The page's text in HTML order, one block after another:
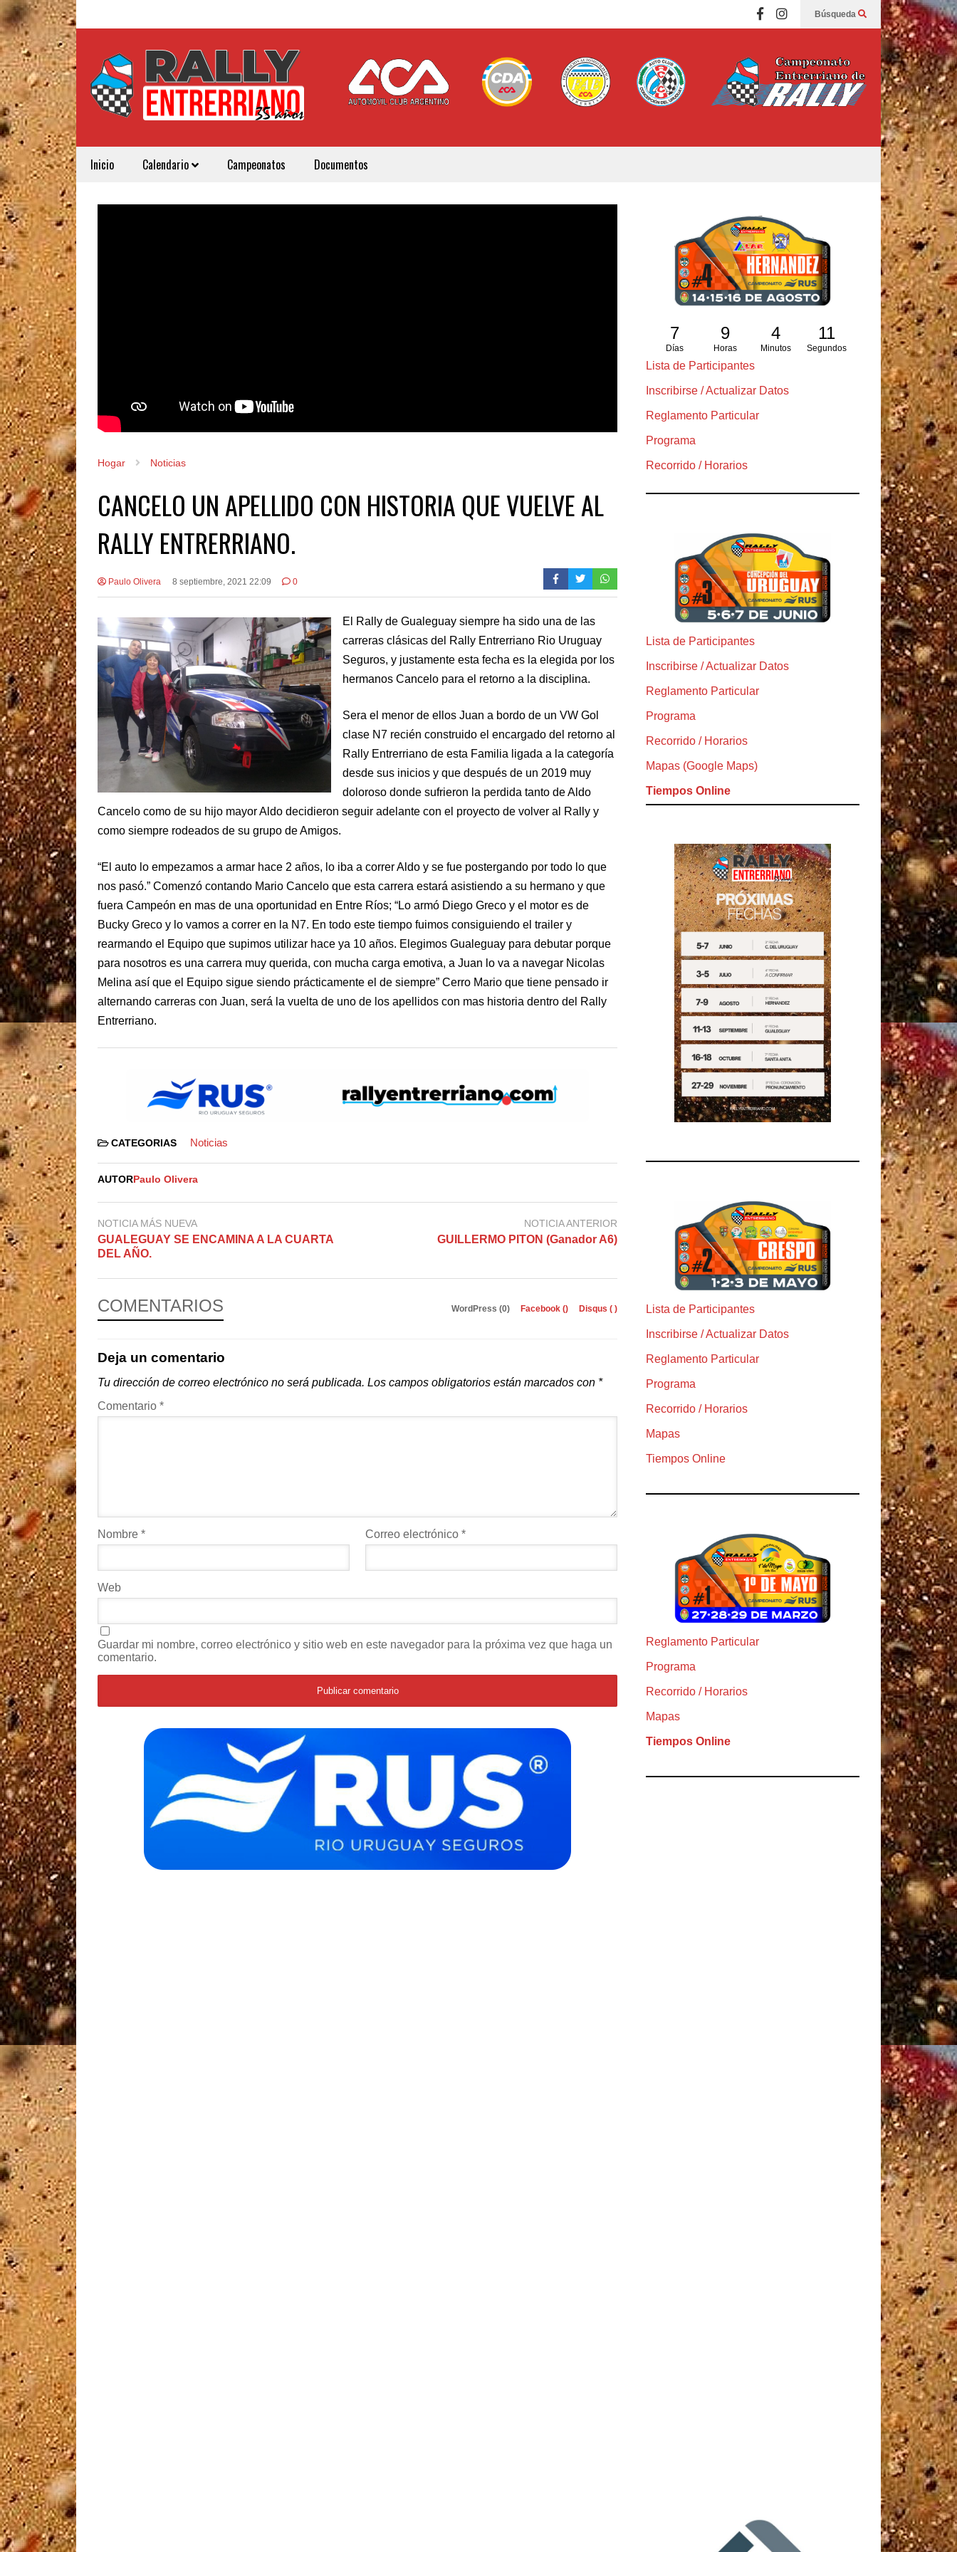
Búsqueda
Inicio Calendario Campeonatos Documentos
Hogar Noticias
CANCELO UN APELLIDO CON HISTORIA QUE VUELVE AL
RALLY ENTRERRIANO.
Paulo Olivera 8 septiembre, 2021 22:09 0
El Rally de Gualeguay siempre ha sido una de las
carreras clásicas del Rally Entrerriano Rio Uruguay
Seguros, y justamente esta fecha es la elegida por los
hermanos Cancelo para el retorno a la disciplina.
Sera el menor de ellos Juan a bordo de un VW Gol
clase N7 recién construido el encargado del retorno al
Rally Entrerriano de esta Familia ligada a la categoría
desde sus inicios y que después de un 2019 muy
doloroso donde sufrieron la perdida tanto de Aldo
Cancelo como de su hijo mayor Aldo decidieron seguir adelante con el proyecto de volver al Rally y
como siempre rodeados de su grupo de Amigos.
“El auto lo empezamos a armar hace 2 años, lo iba a correr Aldo y se fue postergando por todo lo que
nos pasó.” Comenzó contando Mario Cancelo que esta carrera estará asistiendo a su hermano y que
fuera Campeón en mas de una oportunidad en Entre Ríos; “Lo armó Diego Greco y el motor es de
Bucky Greco y lo vamos a correr en la N7. En todo este tiempo fuimos consiguiendo el trailer y
rearmando el Equipo que supimos utilizar hace ya 10 años. Elegimos Gualeguay para debutar porque
para nosotros es una carrera muy querida, con mucha carga emotiva, a Juan lo va a navegar Nicolas
Melina así que el Equipo sigue siendo prácticamente el de siempre” Cerro Mario que tiene pensado ir
alternando carreras con Juan, será la vuelta de uno de los apellidos con mas historia dentro del Rally
Entrerriano.
CATEGORIAS Noticias
AUTOR Paulo Olivera
NOTICIA MÁS NUEVA
GUALEGUAY SE ENCAMINA A LA CUARTA
DEL AÑO.
NOTICIA ANTERIOR
GUILLERMO PITON (Ganador A6)
COMENTARIOS WordPress (0) Facebook () Disqus ( )
Deja un comentario
Tu dirección de correo electrónico no será publicada. Los campos obligatorios están marcados con *
Comentario *
Nombre * Correo electrónico *
Web
Guardar mi nombre, correo electrónico y sitio web en este navegador para la próxima vez que haga un
comentario.
7
Días
9
Horas
4
Minutos
10
Segundos
Lista de Participantes
Inscribirse / Actualizar Datos
Reglamento Particular
Programa
Recorrido / Horarios
Lista de Participantes
Inscribirse / Actualizar Datos
Reglamento Particular
Programa
Recorrido / Horarios
Mapas (Google Maps)
Tiempos Online
Lista de Participantes
Inscribirse / Actualizar Datos
Reglamento Particular
Programa
Recorrido / Horarios
Mapas
Tiempos Online
Reglamento Particular
Programa
Recorrido / Horarios
Mapas
Tiempos Online